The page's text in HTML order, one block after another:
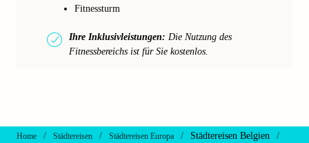
Fitnessturm
Ihre Inklusivleistungen: Die Nutzung des
Fitnessbereichs ist für Sie kostenlos.
Home / Städtereisen / Städtereisen Europa / Städtereisen Belgien /